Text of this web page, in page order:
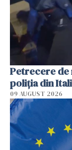
Petrecere de
poliția din
09 AUGUST 2026